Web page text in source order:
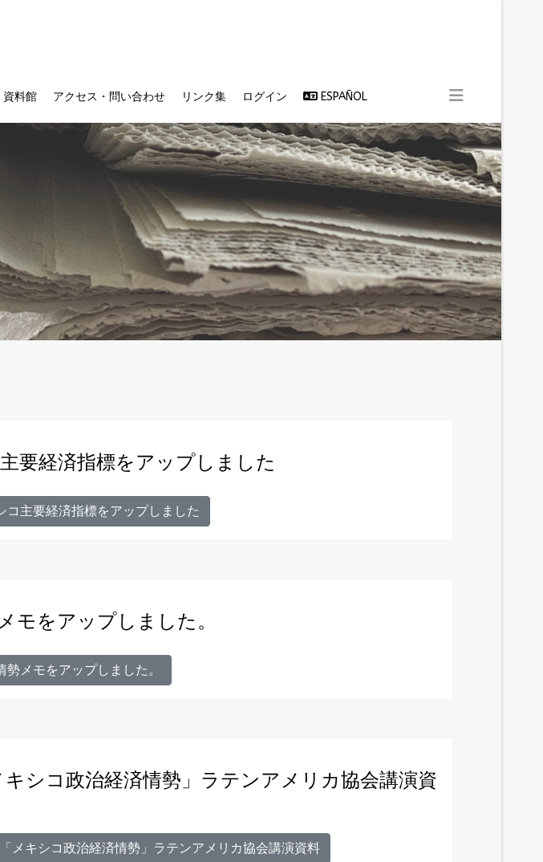
資料館 アクセス・問い合わせ リンク集 ログイン ESPAÑOL
要経済指標をアップしました
主要経済指標をアップしました
をアップしました。
メモをアップしました。
シコ政治経済情勢」ラテンアメリカ協会講演資
キシコ政治経済情勢」ラテンアメリカ協会講演資料